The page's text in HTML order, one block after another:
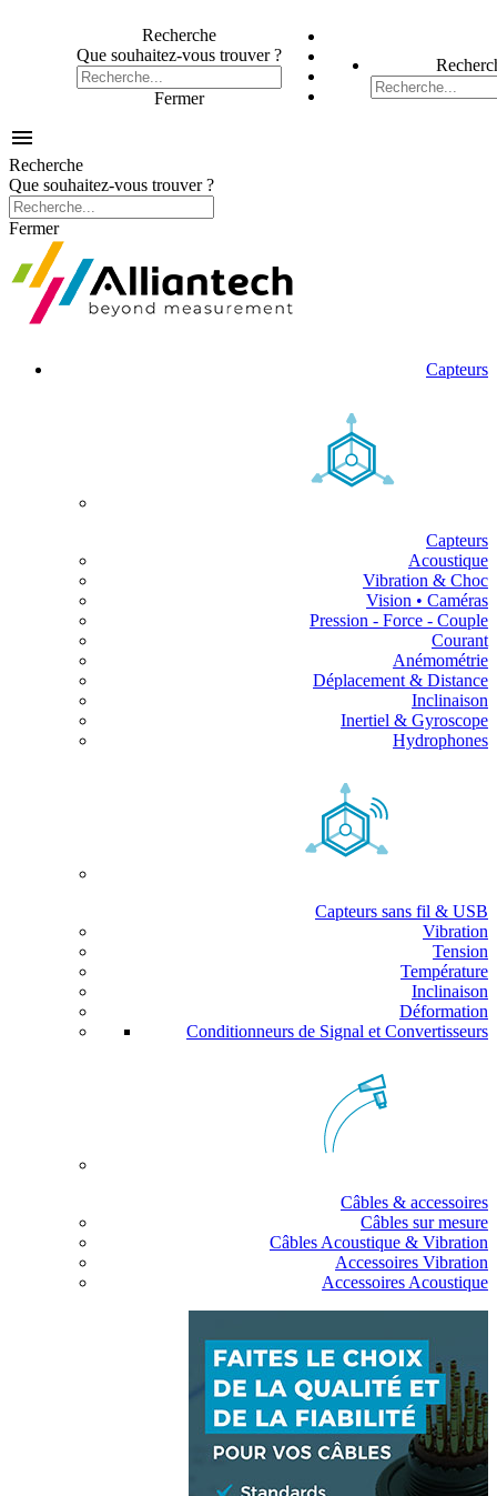
Recherche
Que souhaitez-vous trouver ?
Fermer

Recherche
Que souhaitez-vous trouver ?
Fermer
Capteurs
Capteurs
Acoustique
Vibration & Choc
Vision • Caméras
Pression - Force - Couple
Courant
Anémométrie
Déplacement & Distance
Inclinaison
Inertiel & Gyroscope
Hydrophones
Capteurs sans fil & USB
Vibration
Tension
Température
Inclinaison
Déformation
Conditionneurs de Signal et Convertisseurs
Câbles & accessoires
Câbles sur mesure
Câbles Acoustique & Vibration
Accessoires Vibration
Accessoires Acoustique